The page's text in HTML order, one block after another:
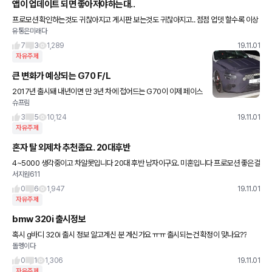
앱이 업데이트 되면 좋아저야하는대..
프로모션 확인하는것도 귀찮아지고 게시판 보는것도 귀찮아지고.. 점점 업뎃 할수록 이상
해지는듯한 저만그런가요?
유통은미래다
7
3 1,289 19.11.01
자유주제
큰 변화가 예상되는 G70 F/L
2017년 출시돼 내년이면 만 3년 차에 접어드는 G70이 이제 페이스
리프트를 준비하고 있습니다. 포착된 스파이샷으로 보면 많은 변화가
슈프림
3
5 10,124 19.11.01
자유주제
혼자 탈 외제차 추천좀요. 20대후반
4~5000 생각중이고 차알못입니다 20대 후반 남자이구요. 미혼입니다 프로모션 좋은걸
루 이쁜외제차 추천좀요. 혼자탈거구요. 출퇴근용도는 아니고 드라이브나 놀러갈 때 쓰려
구요. 420i 생각중이긴한
서지원611
0
6 1,947 19.11.01
자유주제
bmw 320i 출시정보
혹시 g바디 320i 출시 정보 알고계신 분 계신가요 ㅠㅠ 출시되는건 확정이 맞나요??
돌멩이다
0
1 1,306 19.11.01